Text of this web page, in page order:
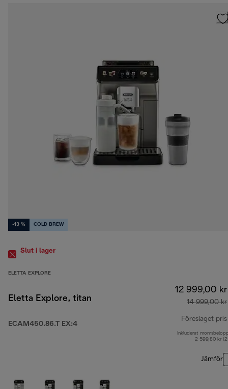
-13 % COLD BREW
Slut i lager
ELETTA EXPLORE
Eletta Explore, titan
ECAM450.86.T EX:4
12 999,00 kr
14 999,00 kr
Föreslaget pris
Inkluderat
2 599,80 kr
Jämför